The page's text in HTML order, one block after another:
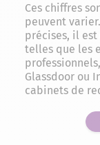
Ces chiffres
peuvent
précises, il
telles que les
Glassdoor ou
cabinets de